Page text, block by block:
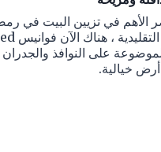
الأهم في تزيين البيت في
على النوافذ
أرض خيالية.